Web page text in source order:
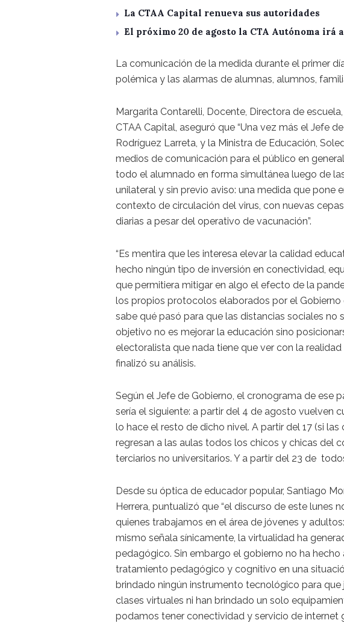
La CTAA Capital renueva sus autoridades
El próximo 20 de agosto la CTA Autónoma irá
La comunicación de la medida durante el primer
polémica y las alarmas de alumnas, alumnos,
Margarita Contarelli, Docente, Directora de
CTAA Capital, aseguró que “Una vez más el Jefe
Rodríguez Larreta, y la Ministra de Educación,
medios de comunicación para el público en
todo el alumnado en forma simultánea luego de
unilateral y sin previo aviso: una medida que pone
contexto de circulación del virus, con nuevas
diarias a pesar del operativo de vacunación”.
“Es mentira que les interesa elevar la calidad
hecho ningún tipo de inversión en conectividad,
que permitiera mitigar en algo el efecto de la
los propios protocolos elaborados por el Gobierno
sabe qué pasó para que las distancias sociales no
objetivo no es mejorar la educación sino
electoralista que nada tiene que ver con la realidad
finalizó su análisis.
Según el Jefe de Gobierno, el cronograma de ese
sería el siguiente: a partir del 4 de agosto vuelven
lo hace el resto de dicho nivel. A partir del 17 (si
regresan a las aulas todos los chicos y chicas del
terciarios no universitarios. Y a partir del 23 de
Desde su óptica de educador popular, Santiago
Herrera, puntualizó que “el discurso de este lunes
quienes trabajamos en el área de jóvenes y
mismo señala sínicamente, la virtualidad ha
pedagógico. Sin embargo el gobierno no ha
tratamiento pedagógico y cognitivo en una
brindado ningún instrumento tecnológico para
clases virtuales ni han brindado un solo
podamos tener conectividad y servicio de internet